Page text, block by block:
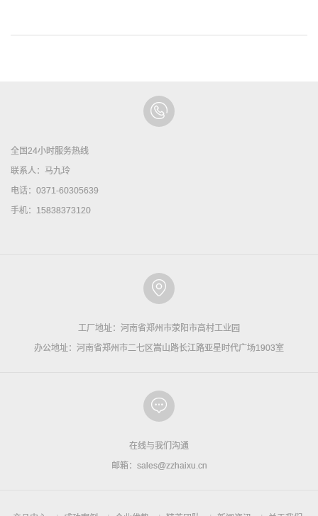
全国24小时服务热线
联系人：马九玲
电话：0371-60305639
手机：15838373120
工厂地址：河南省郑州市荥阳市高村工业园
办公地址：河南省郑州市二七区嵩山路长江路亚星时代广场1903室
在线与我们沟通
邮箱：sales@zzhaixu.cn